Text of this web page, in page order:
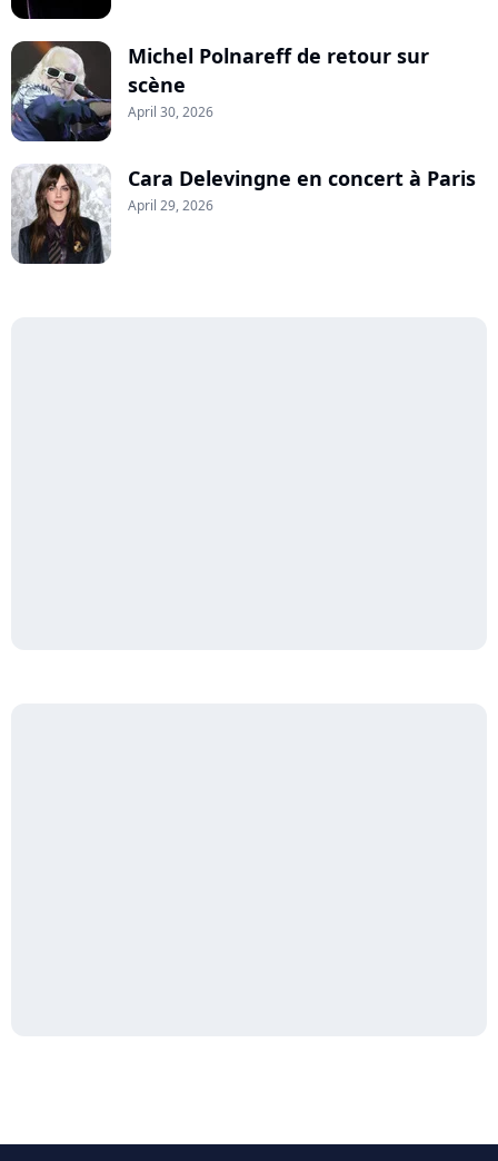
Michel Polnareff de retour sur
scène
April 30, 2026
Cara Delevingne en concert à Paris
April 29, 2026